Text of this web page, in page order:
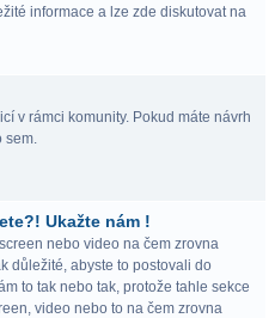
informace a lze zde diskutovat na
v rámci komunity. Pokud máte návrh
sem.
Ukažte nám !
nebo video na čem zrovna
důležité, abyste to postovali do
to tak nebo tak, protože tahle sekce
video nebo to na čem zrovna